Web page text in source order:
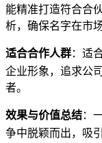
能精准打造符合合
析，确保名字在市
适合合作人群：适
企业形象，追求公
者。
效果与价值总结：
争中脱颖而出，吸